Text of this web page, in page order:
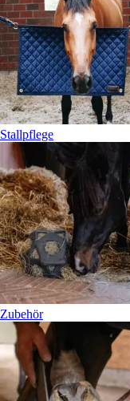
Stallpflege
Zubehör